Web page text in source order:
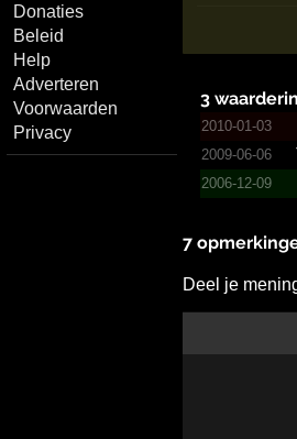
Donaties
Beleid
Help
Adverteren
Voorwaarden
Privacy
3
2010-01-03
2009-06-06
2006-12-09
7
Deel je